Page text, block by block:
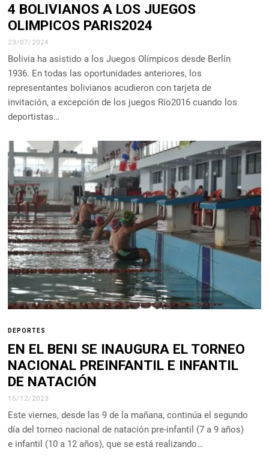
4 BOLIVIANOS A LOS JUEGOS
OLIMPICOS PARIS2024
23/07/2024
Bolivia ha asistido a los Juegos Olímpicos desde Berlín
1936. En todas las oportunidades anteriores, los
representantes bolivianos acudieron con tarjeta de
invitación, a excepción de los juegos Río2016 cuando los
deportistas…
DEPORTES
EN EL BENI SE INAUGURA EL TORNEO
NACIONAL PREINFANTIL E INFANTIL
DE NATACIÓN
15/12/2023
Este viernes, desde las 9 de la mañana, continúa el segundo
día del torneo nacional de natación pre-infantil (7 a 9 años)
e infantil (10 a 12 años), que se está realizando…